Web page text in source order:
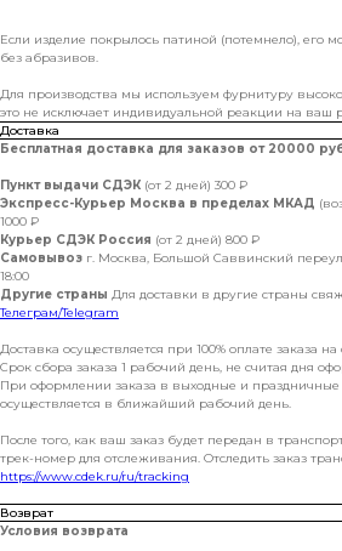
Если изделие покрылось патиной (потемнело), его
без абразивов.
Для производства мы используем фурнитуру
это не исключает индивидуальной реакции на ваш
Доставка
Бесплатная доставка для заказов от 20000
Пункт выдачи СДЭК (от 2 дней) 300 ₽
Экспресс-Курьер Москва в пределах МКАД
1000 ₽
Курьер СДЭК Россия (от 2 дней) 800 ₽
Самовывоз г. Москва, Большой Саввинский
18:00
Другие страны Для доставки в другие страны
Телеграм/Telegram
Доставка осуществляется при 100% оплате заказа на
Срок сбора заказа 1 рабочий день, не считая дня
При оформлении заказа в выходные и праздничные
осуществляется в ближайший рабочий день.
После того, как ваш заказ будет передан в
трек-номер для отслеживания. Отследить заказ
https://www.cdek.ru/ru/tracking
Возврат
Условия возврата